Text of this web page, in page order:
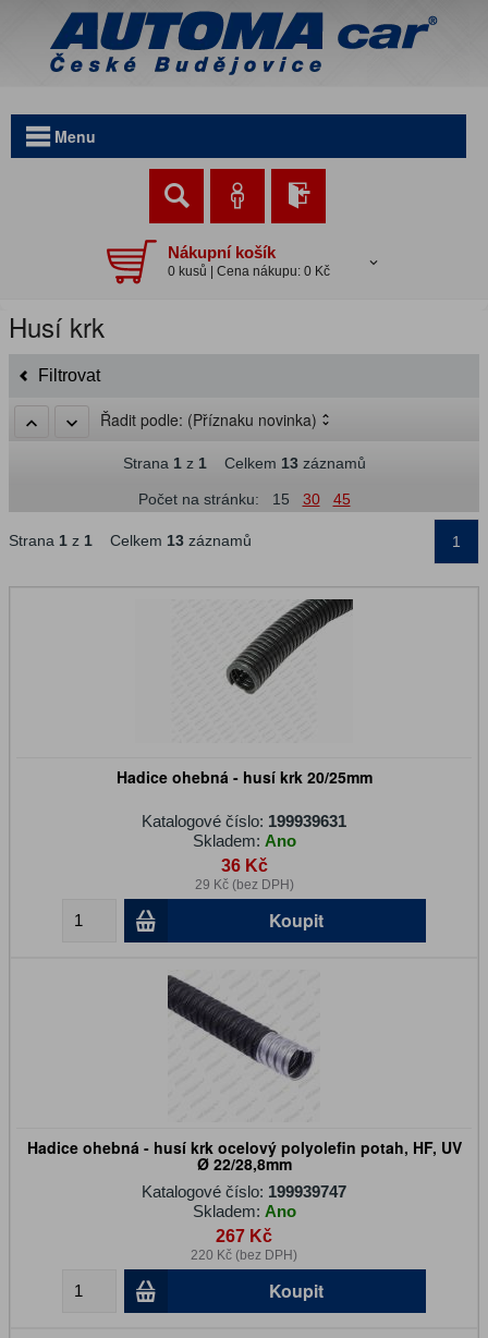
Menu
Nákupní košík
0 kusů | Cena nákupu: 0 Kč
Husí krk
Filtrovat
Řadit podle: (Příznaku novinka)
Strana 1z 1Celkem 13záznamů
Počet na stránku: 15 30 45
Strana 1 z 1 Celkem 13 záznamů 1
Hadice ohebná - husí krk 20/25mm
Katalogové číslo: 199939631
Skladem: Ano
36 Kč
29 Kč (bez DPH)
Koupit
Hadice ohebná - husí krk ocelový polyolefin potah, HF, UV
Ø 22/28,8mm
Katalogové číslo: 199939747
Skladem: Ano
267 Kč
220 Kč (bez DPH)
Koupit